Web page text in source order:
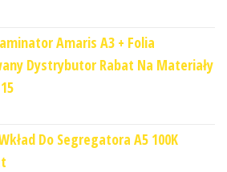
Amaris A3 + Folia
Dystrybutor Rabat Na Materiały
Do Segregatora A5 100K